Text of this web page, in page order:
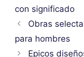
con significado
Obras
para hombres
Epicos